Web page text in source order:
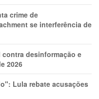
crime de
se interferência de
desinformação e
2026
Lula rebate acusações